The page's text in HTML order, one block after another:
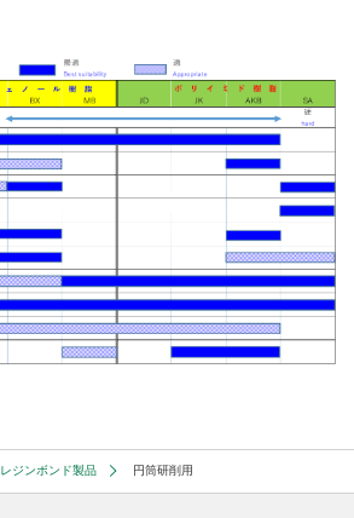
レジンボンド製品 円筒研削用